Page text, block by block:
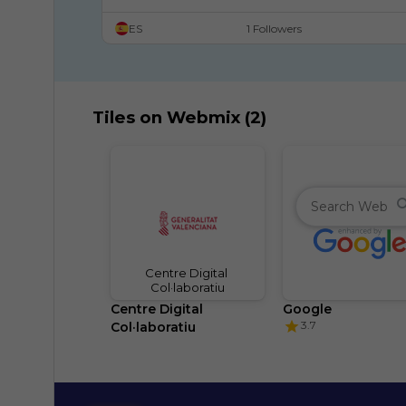
ES
1 Followers
Tiles on Webmix (2)
Centre Digital
Col·laboratiu
Centre Digital
Col·laboratiu
Google
3.7